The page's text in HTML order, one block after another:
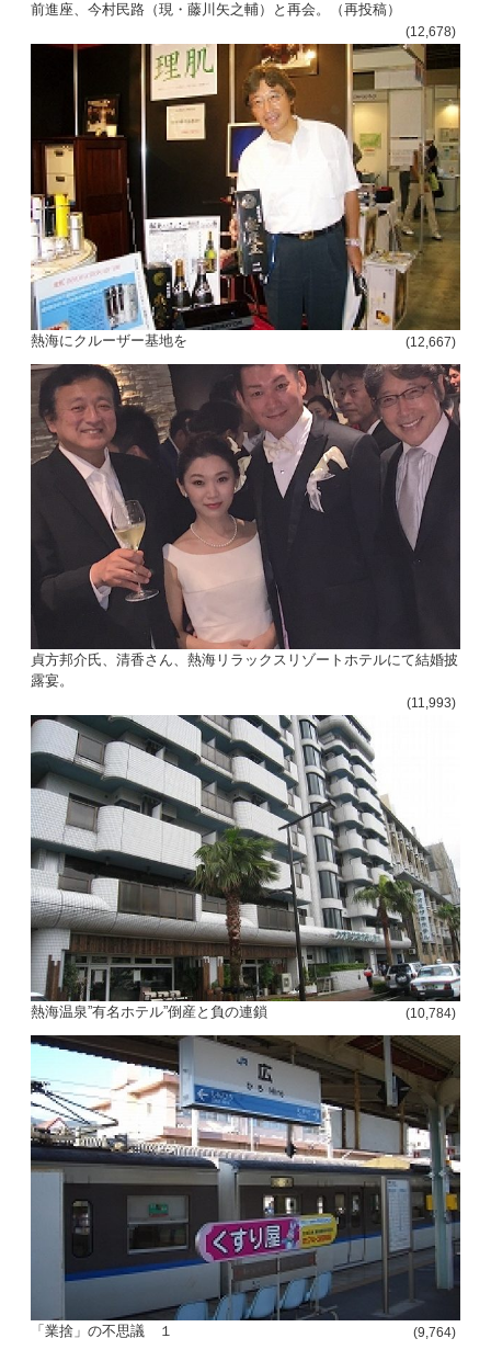
前進座、今村民路（現・藤川矢之輔）と再会。（再投稿）
(12,678)
熱海にクルーザー基地を (12,667)
貞方邦介氏、清香さん、熱海リラックスリゾートホテルにて結婚披
露宴。
(11,993)
熱海温泉”有名ホテル”倒産と負の連鎖 (10,784)
「業捨」の不思議 １ (9,764)